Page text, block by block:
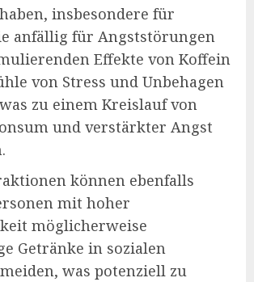
insbesondere für
anfällig für Angststörungen
Effekte von Koffein
von Stress und Unbehagen
zu einem Kreislauf von
und verstärkter Angst
können ebenfalls
mit hoher
möglicherweise
Getränke in sozialen
was potenziell zu